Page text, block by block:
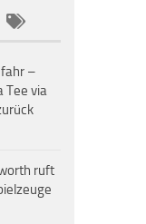
–
Tee via
ruft